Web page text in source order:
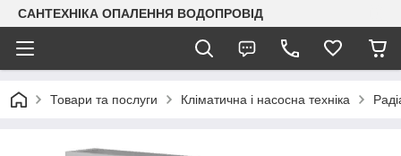
САНТЕХНІКА ОПАЛЕННЯ ВОДОПРОВІД
Товари та послуги Кліматична і насосна техніка